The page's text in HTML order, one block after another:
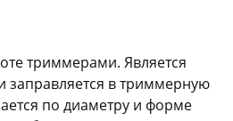
триммерами. Является
в триммерную
по диаметру и форме